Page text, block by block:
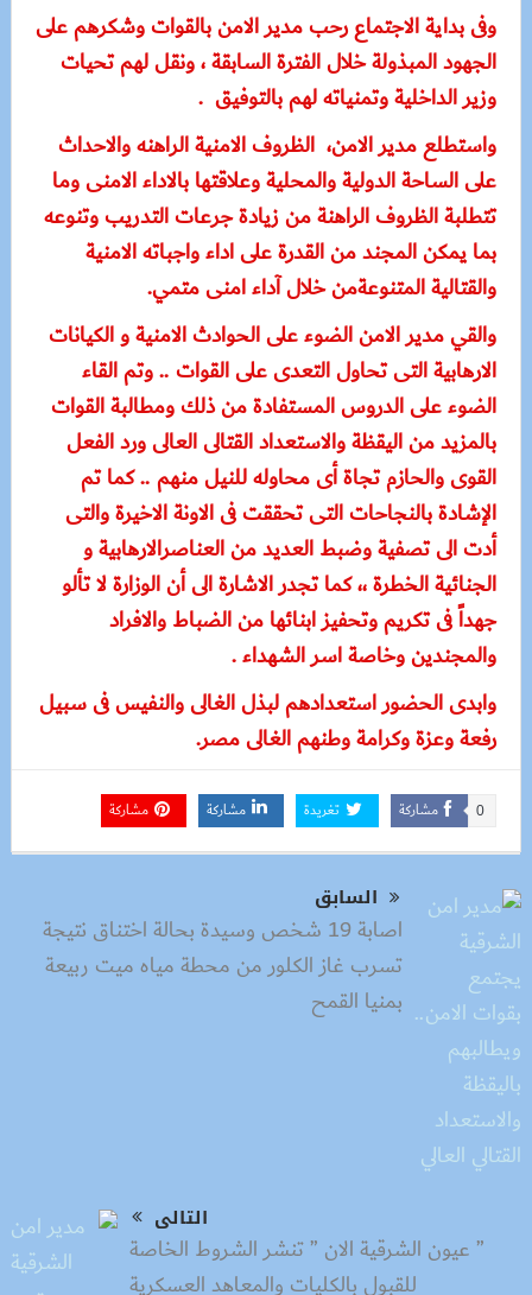
وفى بداية الاجتماع رحب مدير الامن بالقوات وشكرهم على
الجهود المبذولة خلال الفترة السابقة ، ونقل لهم تحيات
وزير الداخلية وتمنياته لهم بالتوفيق .
واستطلعمدير الامن، الظروف الامنية الراهنه والاحداث
على الساحة الدولية والمحلية وعلاقتها بالاداء الامنى وما
تتطلبة الظروف الراهنة من زيادة جرعات التدريب وتنوعه
بما يمكن المجند من القدرة على اداء واجباته الامنية
والقتالية المتنوعةمن خلال آداء امنى متمي.
والقي مدير الامن الضوء على الحوادث الامنية و الكيانات
الارهابية التى تحاول التعدى على القوات .. وتم القاء
الضوء على الدروس المستفادة من ذلك ومطالبة القوات
بالمزيد من اليقظة والاستعداد القتالى العالى ورد الفعل
القوى والحازم تجاة أى محاوله للنيل منهم .. كما تم
الإشادة بالنجاحات التى تحققت فى الاونة الاخيرة والتى
أدت الى تصفية وضبط العديد من العناصرالارهابية و
الجنائية الخطرة ،، كما تجدر الاشارة الى أن الوزارة لا تألو
جهداً فى تكريم وتحفيز ابنائها من الضباط والافراد
والمجندين وخاصة اسر الشهداء .
وابدى الحضور استعدادهم لبذل الغالى والنفيس فى سبيل
رفعة وعزة وكرامة وطنهم الغالى مصر.
مشاركة 0 تغريدة مشاركة مشاركة
السابق
اصابة 19 شخص وسيدة بحالة اختناق نتيجة
تسرب غاز الكلور من محطة مياه ميت ربيعة
بمنيا القمح
التالى
” عيون الشرقية الان ” تنشر الشروط الخاصة
للقبول بالكليات والمعاهد العسكرية